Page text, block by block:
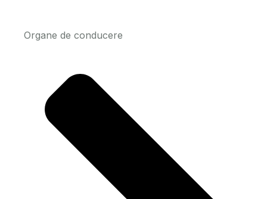
Organe de conducere